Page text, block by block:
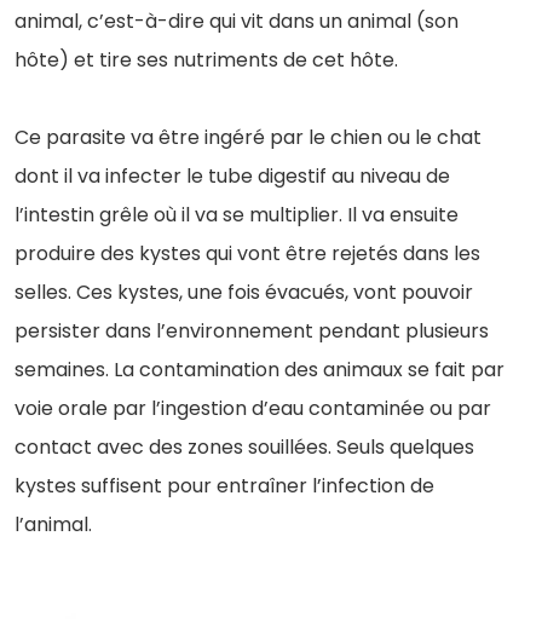
animal, c’est-à-dire qui vit dans un animal (son
hôte) et tire ses nutriments de cet hôte.
Ce parasite va être ingéré par le chien ou le chat
dont il va infecter le tube digestif au niveau de
l’intestin grêle où il va se multiplier. Il va ensuite
produire des kystes qui vont être rejetés dans les
selles. Ces kystes, une fois évacués, vont pouvoir
persister dans l’environnement pendant plusieurs
semaines. La contamination des animaux se fait par
voie orale par l’ingestion d’eau contaminée ou par
contact avec des zones souillées. Seuls quelques
kystes suffisent pour entraîner l’infection de
l’animal.